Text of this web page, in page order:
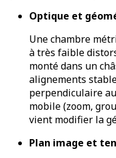
Optique et
Une chambre
à très faible
monté dans un
alignements
perpendiculaire
mobile (zoom,
vient modifier la
Plan image et